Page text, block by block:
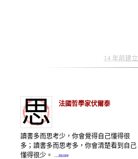
14 年前建立
思 法國哲學家伏爾泰
讀書多而思考少，你會覺得自己懂得很
多；讀書多而思考多，你會清楚看到自己
懂得很少。 ...more